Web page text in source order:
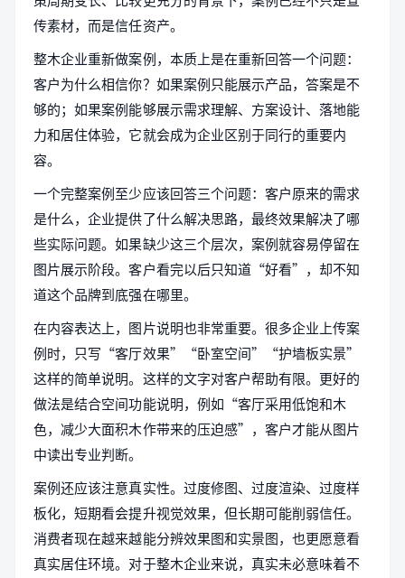
传素材，而是信任资产。
整木企业重新做案例，本质上是在重新回答一个问题：
客户为什么相信你？如果案例只能展示产品，答案是不
够的；如果案例能够展示需求理解、方案设计、落地能
力和居住体验，它就会成为企业区别于同行的重要内
容。
一个完整案例至少应该回答三个问题：客户原来的需求
是什么，企业提供了什么解决思路，最终效果解决了哪
些实际问题。如果缺少这三个层次，案例就容易停留在
图片展示阶段。客户看完以后只知道“好看”，却不知
道这个品牌到底强在哪里。
在内容表达上，图片说明也非常重要。很多企业上传案
例时，只写“客厅效果”“卧室空间”“护墙板实景”
这样的简单说明。这样的文字对客户帮助有限。更好的
做法是结合空间功能说明，例如“客厅采用低饱和木
色，减少大面积木作带来的压迫感”，客户才能从图片
中读出专业判断。
案例还应该注意真实性。过度修图、过度渲染、过度样
板化，短期看会提升视觉效果，但长期可能削弱信任。
消费者现在越来越能分辨效果图和实景图，也更愿意看
真实居住环境。对于整木企业来说，真实未必意味着不